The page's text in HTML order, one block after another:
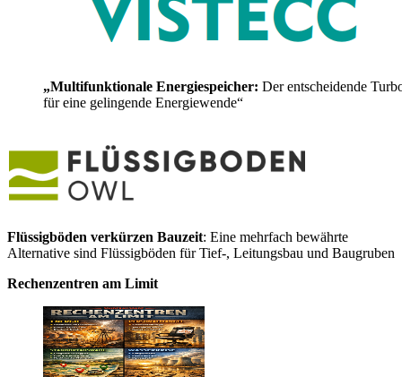
„Multifunktionale Energiespeicher: Der entscheidende
für eine gelingende Energiewende“
Flüssigböden verkürzen Bauzeit: Eine mehrfach bewährte
Alternative sind Flüssigböden für Tief-, Leitungsbau und Baugruben
Rechenzentren am Limit